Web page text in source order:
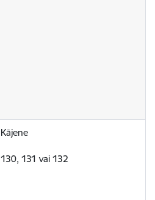
Kājene
130, 131 vai 132